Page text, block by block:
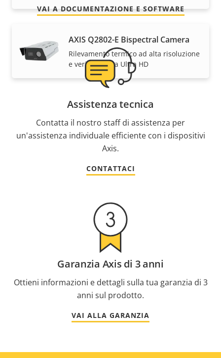
AXIS Q2802-E Bispectral Camera
Rilevamento termico ad alta risoluzione
e verifica visiva Ultra HD
VAI A DOCUMENTAZIONE E SOFTWARE
Assistenza tecnica
Contatta il nostro staff di assistenza per
un'assistenza individuale efficiente con i dispositivi
Axis.
CONTATTACI
Garanzia Axis di 3 anni
Ottieni informazioni e dettagli sulla tua garanzia di 3
anni sul prodotto.
VAI ALLA GARANZIA